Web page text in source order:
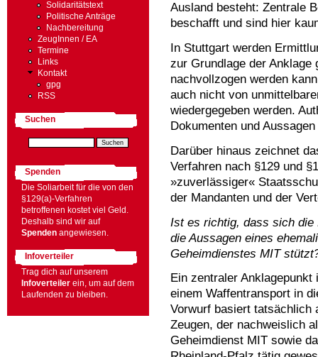
Ausland besteht: Zentrale
beschafft und sind hier
In Stuttgart werden
zur Grundlage der Anklage
nachvollzogen werden
auch nicht von
wiedergegeben werden.
Dokumenten und
Darüber hinaus zeichnet
Verfahren nach §129 und
»zuverlässiger«
der Mandanten und der
Ist es richtig, dass sich die
die Aussagen eines
Geheimdienstes MIT
Ein zentraler
einem Waffentransport in
Vorwurf basiert tatsächlich
Zeugen, der nachweislich
Geheimdienst MIT sowie
Solidaritätstext
Politische Anträge
Nachbereitung
ZeugInnen / EA
Termine
Links
Kontakt
gpg
RSS
Suchen
Spenden
Die Soliarbeit für die von den
§129(a)-Verfahren
betroffenen kostet viel Geld.
Deshalb sind wir auf
Spenden angewiesen.
Infoverteiler
Trag dich auf unserem
Infoverteiler ein, um auf dem
Laufenden zu bleiben.